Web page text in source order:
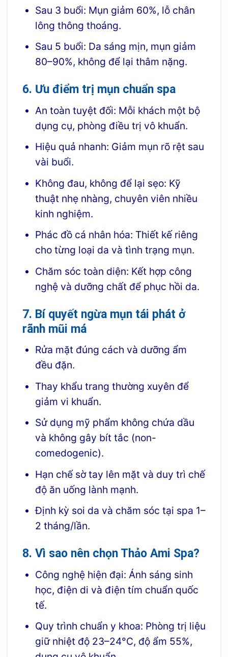
Sau 3 buổi: Mụn giảm 60%, lỗ chân
lông thông thoáng.
Sau 5 buổi: Da sáng mịn, mụn giảm
80–90%, không để lại thâm nặng.
6. Ưu điểm trị mụn chuẩn spa
An toàn tuyệt đối: Mỗi khách một bộ
dụng cụ, phòng điều trị vô khuẩn.
Hiệu quả nhanh: Giảm mụn rõ rệt sau
vài buổi.
Không đau, không để lại sẹo: Kỹ
thuật nhẹ nhàng, chuyên viên nhiều
kinh nghiệm.
Phác đồ cá nhân hóa: Thiết kế riêng
cho từng loại da và tình trạng mụn.
Chăm sóc toàn diện: Kết hợp công
nghệ và dưỡng chất để phục hồi da.
7. Bí quyết ngừa mụn tái phát ở
rãnh mũi má
Rửa mặt đúng cách và dưỡng ẩm
đều đặn.
Thay khẩu trang thường xuyên để
giảm vi khuẩn.
Sử dụng mỹ phẩm không chứa dầu
và không gây bít tắc (non-
comedogenic).
Hạn chế sờ tay lên mặt và duy trì chế
độ ăn uống lành mạnh.
Định kỳ soi da và chăm sóc tại spa 1–
2 tháng/lần.
8. Vì sao nên chọn Thảo Ami Spa?
Công nghệ hiện đại: Ánh sáng sinh
học, điện di và điện tím chuẩn quốc
tế.
Quy trình chuẩn y khoa: Phòng trị liệu
giữ nhiệt độ 23–24°C, độ ẩm 55%,